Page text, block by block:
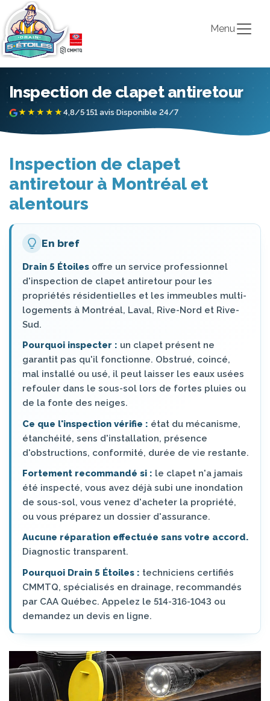
Menu
Inspection de clapet antiretour
★★★★★ 4,8/5·151 avis·Disponible 24/7
Inspection de clapet
antiretour à Montréal et
alentours
En bref
Drain 5 Étoiles offre un service professionnel
d'inspection de clapet antiretour pour les
propriétés résidentielles et les immeubles multi-
logements à Montréal, Laval, Rive-Nord et Rive-
Sud.
Pourquoi inspecter : un clapet présent ne
garantit pas qu'il fonctionne. Obstrué, coincé,
mal installé ou usé, il peut laisser les eaux usées
refouler dans le sous-sol lors de fortes pluies ou
de la fonte des neiges.
Ce que l'inspection vérifie : état du mécanisme,
étanchéité, sens d'installation, présence
d'obstructions, conformité, durée de vie restante.
Fortement recommandé si : le clapet n'a jamais
été inspecté, vous avez déjà subi une inondation
de sous-sol, vous venez d'acheter la propriété,
ou vous préparez un dossier d'assurance.
Aucune réparation effectuée sans votre accord.
Diagnostic transparent.
Pourquoi Drain 5 Étoiles : techniciens certifiés
CMMTQ, spécialisés en drainage, recommandés
par CAA Québec. Appelez le 514-316-1043 ou
demandez un devis en ligne.